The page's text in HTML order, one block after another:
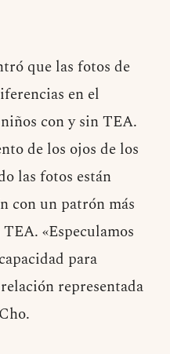
que las fotos de
en el
con y sin TEA.
de los ojos de los
las fotos están
con un patrón más
«Especulamos
para
representada